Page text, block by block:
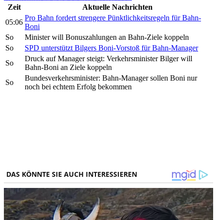
Zeit
Aktuelle Nachrichten
05:06
Pro Bahn fordert strengere Pünktlichkeitsregeln für Bahn-
Boni
So
Minister will Bonuszahlungen an Bahn-Ziele koppeln
So
SPD unterstützt Bilgers Boni-Vorstoß für Bahn-Manager
So
Druck auf Manager steigt: Verkehrsminister Bilger will
Bahn-Boni an Ziele koppeln
So
Bundesverkehrsminister: Bahn-Manager sollen Boni nur
noch bei echtem Erfolg bekommen